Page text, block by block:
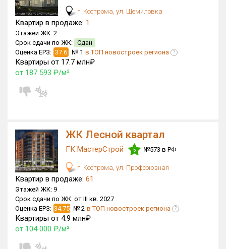
от
Общая площадь, м²
от
Срок сдачи
от
Только новые
Оценка ЕРЗ ЖК
от
с продажами
г. Кострома, ул. Щемиловка
Квартир в продаже: 1
Этажей ЖК: 2
Срок сдачи по ЖК: Сдан
Оценка ЕРЗ: 37.6 № 1 в ТОП новостроек региона ?
Квартиры от 17.7 млн₽
от 187 593 ₽/м²
ЖК Лесной квартал
ГК МастерСтрой 5 №573 в РФ
г. Кострома, ул. Профсоюзная
Квартир в продаже: 61
Этажей ЖК: 9
Срок сдачи по ЖК: от III кв. 2027
Оценка ЕРЗ: 34.75 № 2 в ТОП новостроек региона ?
Квартиры от 4.9 млн₽
от 104 000 ₽/м²